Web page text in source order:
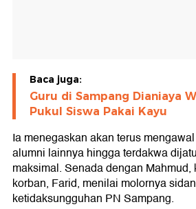
Baca juga:
Guru di Sampang Dianiaya
Pukul Siswa Pakai Kayu
Ia menegaskan akan terus
alumni lainnya hingga terdakwa
maksimal. Senada dengan Mahmud,
korban, Farid, menilai molornya
ketidaksungguhan PN Sampang.